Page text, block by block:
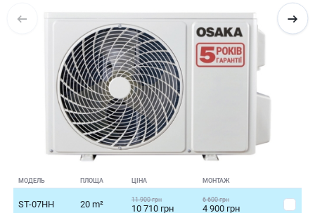
МОДЕЛЬ ПЛОЩА ЦІНА МОНТАЖ
ST-07HH 20 m² 11 900 грн
10 710 грн
6 600 грн
4 900 грн